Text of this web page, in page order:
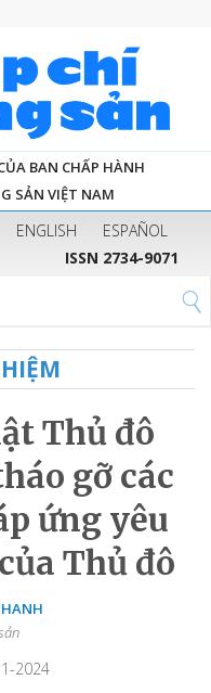
BAN CHẤP HÀNH
SẢN VIỆT NAM
ENGLISH
ESPAÑOL
ISSN 2734-9071
Thủ đô
gỡ các
ứng yêu
Thủ đô
2024